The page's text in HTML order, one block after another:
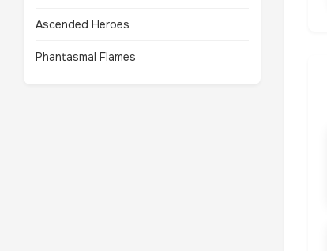
Ascended Heroes
Phantasmal Flames